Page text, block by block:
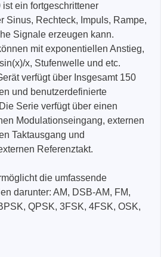
ein fortgeschrittener
Sinus, Rechteck, Impuls, Rampe,
Signale erzeugen kann.
mit exponentiellen Anstieg,
x, Stufenwelle und etc.
verfügt über Insgesamt 150
und benutzerdefinierte
Serie verfügt über einen
Modulationseingang, externen
Taktausgang und
Referenztakt.
die umfassende
darunter: AM, DSB-AM, FM,
QPSK, 3FSK, 4FSK, OSK,